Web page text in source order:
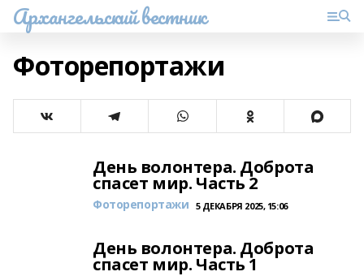
Архангельский вестник
Фоторепортажи
День волонтера. Доброта
спасет мир. Часть 2
Фоторепортажи 5 ДЕКАБРЯ 2025, 15:06
День волонтера. Доброта
спасет мир. Часть 1